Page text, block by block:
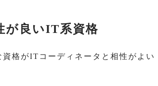
が良いIT系資格
格がITコーディネータと相性がよい